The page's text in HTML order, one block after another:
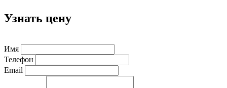
Узнать цену
Имя
Телефон
Email